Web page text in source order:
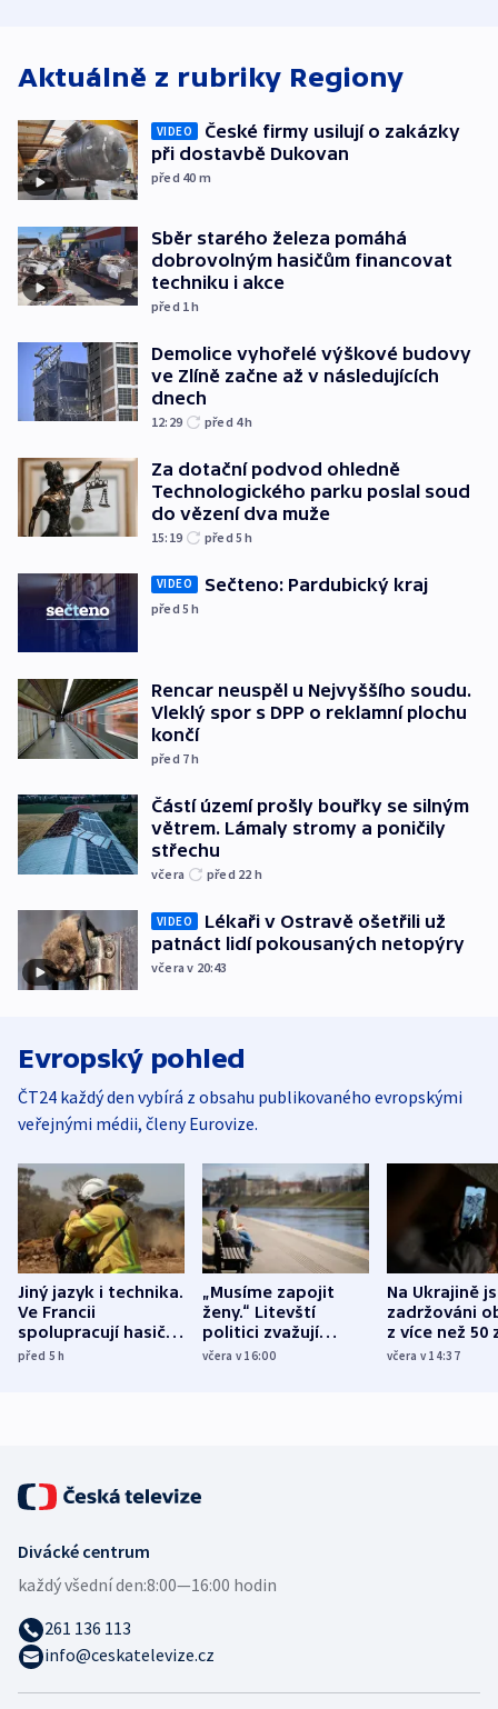
Aktuálně z rubriky Regiony
VIDEO
České firmy usilují o zakázky
při dostavbě Dukovan
před 40 m
Sběr starého železa pomáhá
dobrovolným hasičům financovat
techniku i akce
před 1h
Demolice vyhořelé výškové budovy
ve Zlíně začne až v následujících
dnech
12:29 před 4h
Za dotační podvod ohledně
Technologického parku poslal soud
do vězení dva muže
15:19 před 5h
VIDEO Sečteno: Pardubický kraj
před 5h
Rencar neuspěl u Nejvyššího soudu.
Vleklý spor s DPP o reklamní plochu
končí
před 7h
Částí území prošly bouřky se silným
větrem. Lámaly stromy a poničily
střechu
včera před 22 h
VIDEO
Lékaři v Ostravě ošetřili už
patnáct lidí pokousaných netopýry
včera v 20:43
Evropský pohled
ČT24 každý den vybírá z obsahu publikovaného evropskými
veřejnými médii, členy Eurovize.
Jiný jazyk i technika.
Ve Francii
spolupracují hasiči z
různých zemí
před 5h
„Musíme zapojit
ženy.“ Litevští
politici zvažují
dohodu o
včera v 16:00
Na Ukrajině
zadržováni
z více než 50
Bojovali na
včera v 14:37
Divácké centrum
každý všední den:8:00—16:00 hodin
261 136 113
info@ceskatelevize.cz